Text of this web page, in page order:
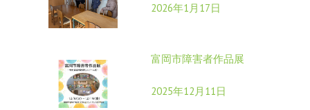
2026年1月17日
富岡市障害者作品展
2025年12月11日